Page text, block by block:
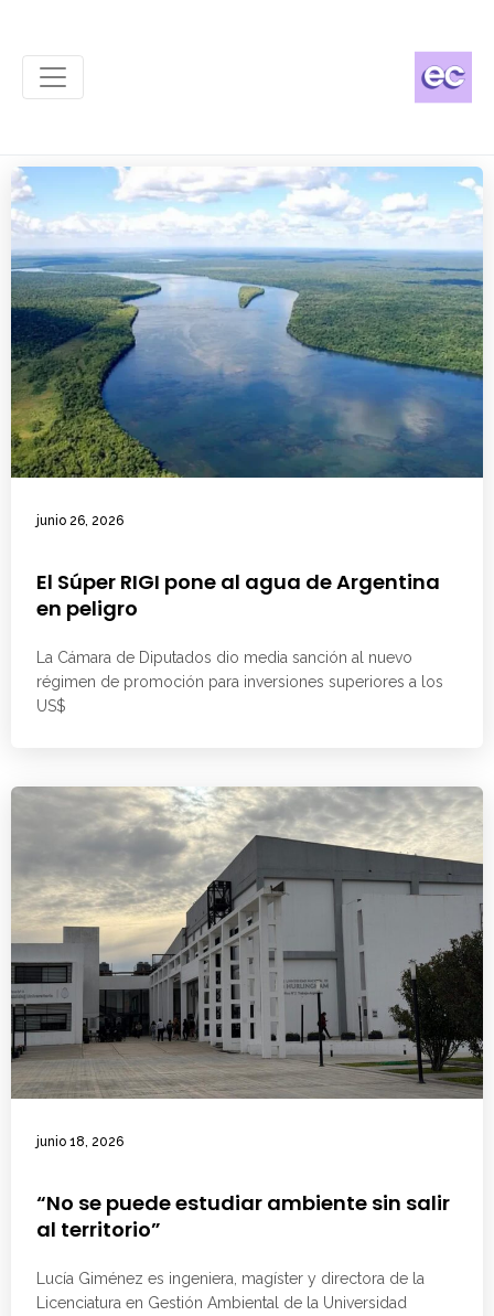
junio 26, 2026
El Súper RIGI pone al agua de Argentina
en peligro
La Cámara de Diputados dio media sanción al nuevo
régimen de promoción para inversiones superiores a los
US$
junio 18, 2026
“No se puede estudiar ambiente sin salir
al territorio”
Lucía Giménez es ingeniera, magíster y directora de la
Licenciatura en Gestión Ambiental de la Universidad